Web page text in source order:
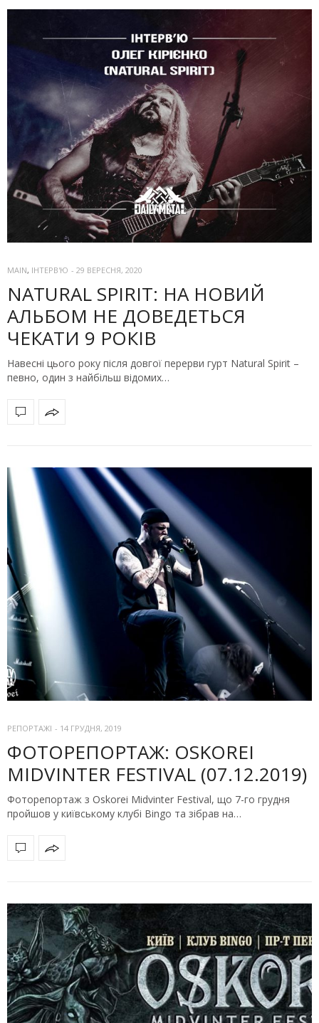
MAIN, ІНТЕРВ'Ю - 29 ВЕРЕСНЯ, 2020
NATURAL SPIRIT: НА НОВИЙ
АЛЬБОМ НЕ ДОВЕДЕТЬСЯ
ЧЕКАТИ 9 РОКІВ
Навесні цього року після довгої перерви гурт Natural Spirit –
певно, один з найбільш відомих…
РЕПОРТАЖІ - 14 ГРУДНЯ, 2019
ФОТОРЕПОРТАЖ: OSKOREI
MIDVINTER FESTIVAL (07.12.2019)
Фоторепортаж з Oskorei Midvinter Festival, що 7-го грудня
пройшов у київському клубі Bingo та зібрав на…